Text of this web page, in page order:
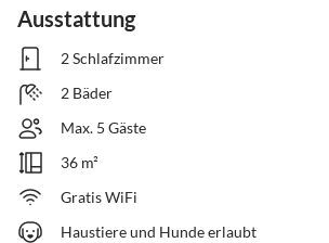
Ausstattung
2 Schlafzimmer
2 Bäder
Max. 5 Gäste
36 m²
Gratis WiFi
Haustiere und Hunde erlaubt